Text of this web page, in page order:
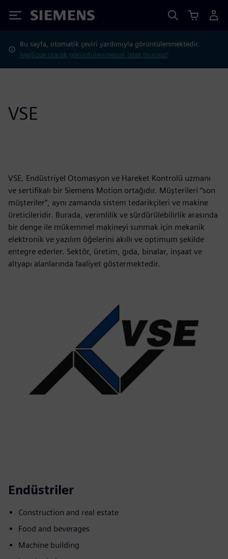
Siemens
Bu sayfa, otomatik çeviri yardımıyla görüntülenmektedir.
İngilizce olarak görüntülenmesini ister misiniz?
VSE
VSE, Endüstriyel Otomasyon ve Hareket Kontrolü uzmanı
ve sertifikalı bir Siemens Motion ortağıdır. Müşterileri “son
müşteriler”, aynı zamanda sistem tedarikçileri ve makine
üreticileridir. Burada, verimlilik ve sürdürülebilirlik arasında
bir denge ile mükemmel makineyi sunmak için mekanik
elektronik ve yazılım öğelerini akıllı ve optimum şekilde
entegre ederler. Sektör, üretim, gıda, binalar, inşaat ve
altyapı alanlarında faaliyet göstermektedir.
Endüstriler
Construction and real estate
Food and beverages
Machine building